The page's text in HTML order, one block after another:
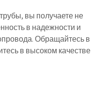
вы получаете не
в надежности и
Обращайтесь в
в высоком качестве